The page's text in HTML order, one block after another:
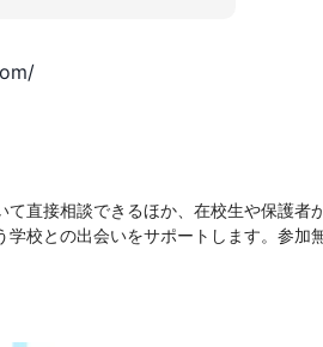
直接相談できるほか、 在校生や保護者
学校との出会いをサポートします。参加